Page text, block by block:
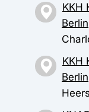
KKH
Berlin
KKH
Berlin